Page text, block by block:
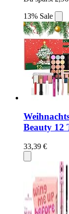
13% Sale
Beauty 12
33,39 €